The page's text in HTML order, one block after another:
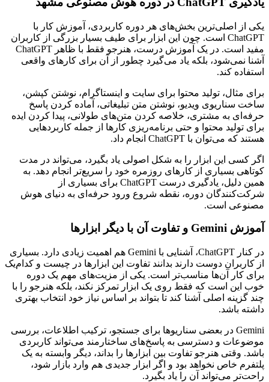
یکی از اصلی‌ترین بخش‌های هر دوره کاربردی، آموزش کار با
ChatGPT است. چون این ابزار برای طیف بسیار بزرگی از کاربران
مفید است. در یک آموزش درست، هنرجو فقط با ظاهر ChatGPT
آشنا نمی‌شود، بلکه یاد می‌گیرد چطور از آن برای کارهای واقعی
استفاده کند.
برای مثال، تولید محتوا برای سایت و اینستاگرام، نوشتن کپشن،
ساخت سناریوی ویدیو، نوشتن متن تبلیغاتی، آماده کردن پاسخ
حرفه‌ای به مشتری، خلاصه کردن متن‌های طولانی، پیدا کردن ایده
برای تولید محتوا و حتی برنامه‌ریزی کارها از جمله کاربردهایی
هستند که می‌توان با ChatGPT انجام داد.
اگر کسی این ابزار را به شکل اصولی یاد بگیرد، می‌تواند در مدت
کوتاهی بسیاری از کارهای روزمره خود را سریع‌تر انجام دهد. به
همین دلیل، یادگیری درست ChatGPT برای بسیاری از
شرکت‌کنندگان دوره، نقطه شروع ورود حرفه‌ای به دنیای هوش
مصنوعی است.
آموزش Gemini و تفاوت آن با دیگر ابزارها
در کنار ChatGPT، آشنایی با Gemini هم اهمیت زیادی دارد. بسیاری
از کاربران دوست دارند بدانند تفاوت این ابزارها در چیست و کدام‌یک
برای کار آن‌ها مناسب‌تر است. یکی از مزیت‌های مهم یک دوره
خوب این است که فقط روی یک ابزار تمرکز نکند، بلکه هنرجو را با
چند گزینه اصلی آشنا کند تا بتواند بر اساس نیاز خود انتخاب بهتری
داشته باشد.
Gemini در بعضی سناریوها برای جستجو، ترکیب اطلاعات، بررسی
موضوعات و دسترسی به پاسخ‌های ساختارمند می‌تواند کاربردی
باشد. وقتی هنرجو تفاوت بین ابزارها را بداند، دیگر وابسته به یک
پلتفرم خاص نخواهد بود و اگر ابزار جدیدی هم وارد بازار شود،
راحت‌تر می‌تواند آن را یاد بگیرد.